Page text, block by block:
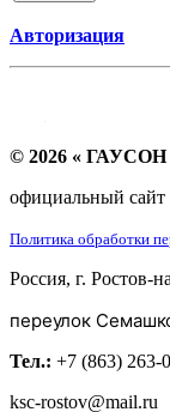
Авторизация
© 2026 « ГАУСОН
официальный сайт
Политика обработки
Россия, г. Ростов-
переулок
Тел.: +7 (863) 263-
ksc-rostov@mail.ru